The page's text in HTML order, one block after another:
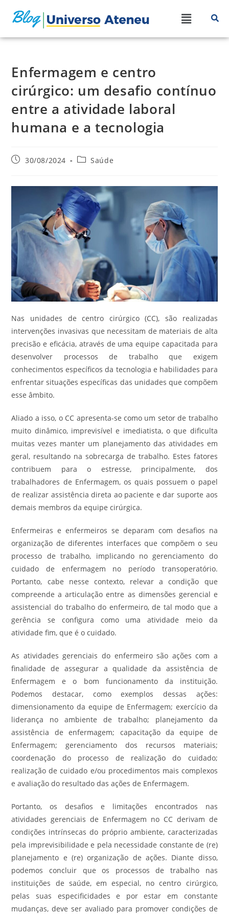
Enfermagem e centro
cirúrgico: um desafio contínuo
entre a atividade laboral
humana e a tecnologia
30/08/2024 Saúde
Nas unidades de centro cirúrgico (CC), são realizadas
intervenções invasivas que necessitam de materiais de alta
precisão e eficácia, através de uma equipe capacitada para
desenvolver processos de trabalho que exigem
conhecimentos específicos da tecnologia e habilidades para
enfrentar situações específicas das unidades que compõem
esse âmbito.
Aliado a isso, o CC apresenta-se como um setor de trabalho
muito dinâmico, imprevisível e imediatista, o que dificulta
muitas vezes manter um planejamento das atividades em
geral, resultando na sobrecarga de trabalho. Estes fatores
contribuem para o estresse, principalmente, dos
trabalhadores de Enfermagem, os quais possuem o papel
de realizar assistência direta ao paciente e dar suporte aos
demais membros da equipe cirúrgica.
Enfermeiras e enfermeiros se deparam com desafios na
organização de diferentes interfaces que compõem o seu
processo de trabalho, implicando no gerenciamento do
cuidado de enfermagem no período transoperatório.
Portanto, cabe nesse contexto, relevar a condição que
compreende a articulação entre as dimensões gerencial e
assistencial do trabalho do enfermeiro, de tal modo que a
gerência se configura como uma atividade meio da
atividade fim, que é o cuidado.
As atividades gerenciais do enfermeiro são ações com a
finalidade de assegurar a qualidade da assistência de
Enfermagem e o bom funcionamento da instituição.
Podemos destacar, como exemplos dessas ações:
dimensionamento da equipe de Enfermagem; exercício da
liderança no ambiente de trabalho; planejamento da
assistência de enfermagem; capacitação da equipe de
Enfermagem; gerenciamento dos recursos materiais;
coordenação do processo de realização do cuidado;
realização de cuidado e/ou procedimentos mais complexos
e avaliação do resultado das ações de Enfermagem.
Portanto, os desafios e limitações encontrados nas
atividades gerenciais de Enfermagem no CC derivam de
condições intrínsecas do próprio ambiente, caracterizadas
pela imprevisibilidade e pela necessidade constante de (re)
planejamento e (re) organização de ações. Diante disso,
podemos concluir que os processos de trabalho nas
instituições de saúde, em especial, no centro cirúrgico,
pelas suas especificidades e por estar em constante
mudanças, deve ser avaliado para promover condições de